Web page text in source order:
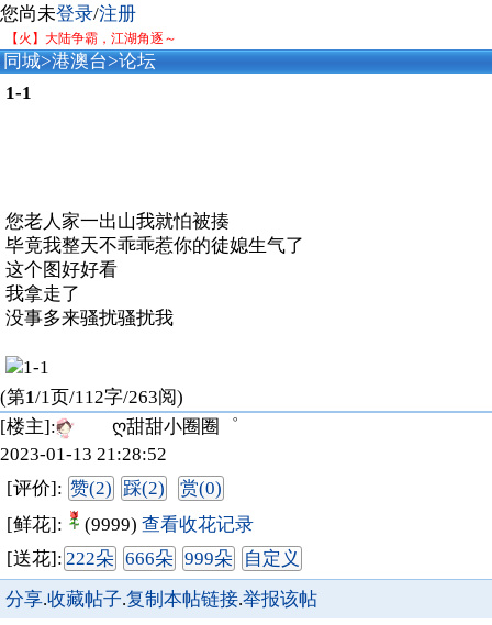
您尚未登录/注册
【火】大陆争霸，江湖角逐～
同城>港澳台>论坛
1-1
您老人家一出山我就怕被揍
毕竟我整天不乖乖惹你的徒媳生气了
这个图好好看
我拿走了
没事多来骚扰骚扰我
(第1/1页/112字/263阅)
[楼主]:
ღ甜甜小圈圈゜
2023-01-13 21:28:52
[评价]: 赞(2) 踩(2)
赏(0)
[鲜花]:
(9999) 查看收花记录
[送花]: 222朵 666朵 999朵
自定义
分享.收藏帖子.复制本帖链接.举报该帖